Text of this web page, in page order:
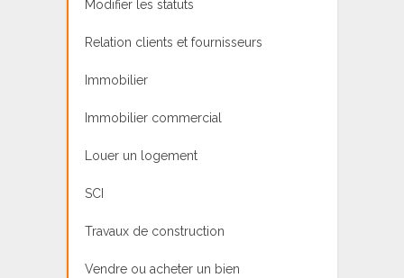
Modifier les statuts
Relation clients et fournisseurs
Immobilier
Immobilier commercial
Louer un logement
SCI
Travaux de construction
Vendre ou acheter un bien